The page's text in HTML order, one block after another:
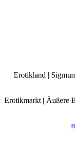
Erotikland |
Erotikmarkt | Äußere